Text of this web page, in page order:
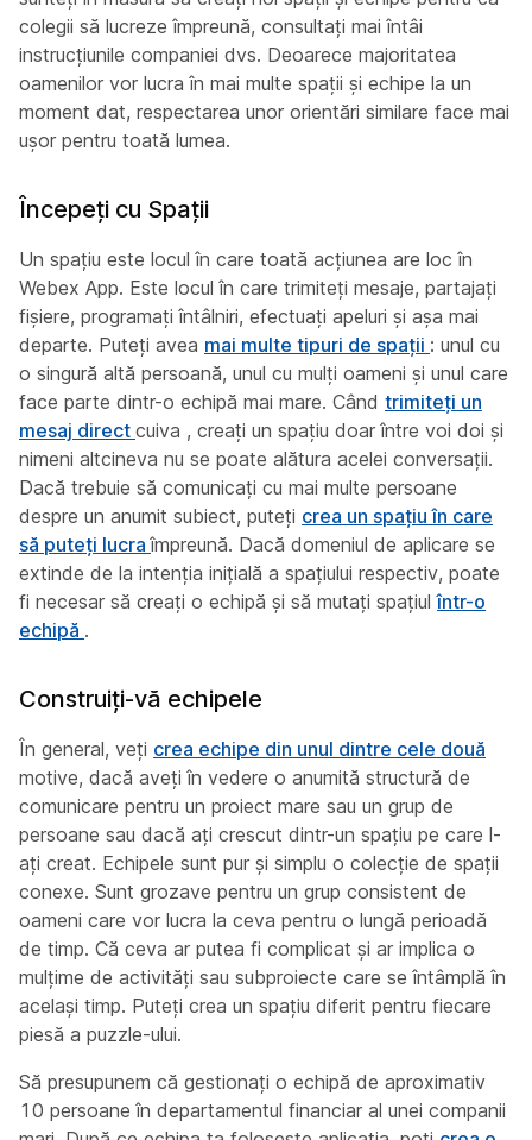
colegii să lucreze împreună, consultați mai întâi
instrucțiunile companiei dvs. Deoarece majoritatea
oamenilor vor lucra în mai multe spații și echipe la un
moment dat, respectarea unor orientări similare face mai
ușor pentru toată lumea.
Începeți cu Spații
Un spațiu este locul în care toată acțiunea are loc în
Webex App. Este locul în care trimiteți mesaje, partajați
fișiere, programați întâlniri, efectuați apeluri și așa mai
departe. Puteți avea mai multe tipuri de spații : unul cu
o singură altă persoană, unul cu mulți oameni și unul care
face parte dintr-o echipă mai mare. Când trimiteți un
mesaj direct cuiva , creați un spațiu doar între voi doi și
nimeni altcineva nu se poate alătura acelei conversații.
Dacă trebuie să comunicați cu mai multe persoane
despre un anumit subiect, puteți crea un spațiu în care
să puteți lucraîmpreună. Dacă domeniul de aplicare se
extinde de la intenția inițială a spațiului respectiv, poate
fi necesar să creați o echipă și să mutați spațiulîntr-o
echipă .
Construiți-vă echipele
În general, veți crea echipe din unul dintre cele două
motive, dacă aveți în vedere o anumită structură de
comunicare pentru un proiect mare sau un grup de
persoane sau dacă ați crescut dintr-un spațiu pe care l-
ați creat. Echipele sunt pur și simplu o colecție de spații
conexe. Sunt grozave pentru un grup consistent de
oameni care vor lucra la ceva pentru o lungă perioadă
de timp. Că ceva ar putea fi complicat și ar implica o
mulțime de activități sau subproiecte care se întâmplă în
același timp. Puteți crea un spațiu diferit pentru fiecare
piesă a puzzle-ului.
Să presupunem că gestionați o echipă de aproximativ
10 persoane în departamentul financiar al unei companii